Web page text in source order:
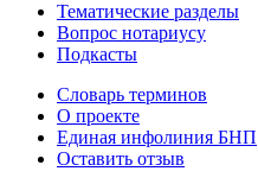
Тематические разделы
Вопрос нотариусу
Подкасты
Словарь терминов
О проекте
Единая инфолиния БНП
Оставить отзыв